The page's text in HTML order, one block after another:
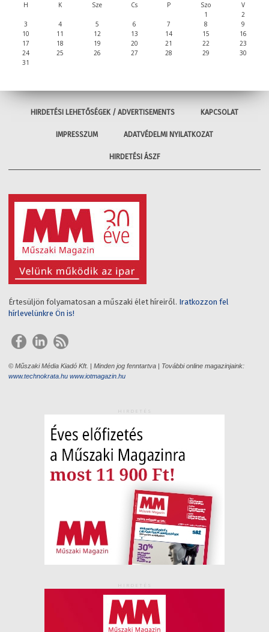
H K Sze Cs P Szo
V
1
2
3
4 5 6 7 8
9
10
11 12 13 14 15
16
17
18 19 20 21 22
23
24
25 26 27 28 29
30
31
HIRDETÉSI LEHETŐSÉGEK / ADVERTISEMENTS KAPCSOLAT
IMPRESSZUM ADATVÉDELMI NYILATKOZAT
HIRDETÉSI ÁSZF
Értesüljön folyamatosan a műszaki élet híreiről. Iratkozzon fel
hírlevelünkre Ön is!
© Műszaki Média Kiadó Kft. | Minden jog fenntartva | További online magazinjaink:
www.technokrata.hu www.iotmagazin.hu
HIRDETÉS
HIRDETÉS